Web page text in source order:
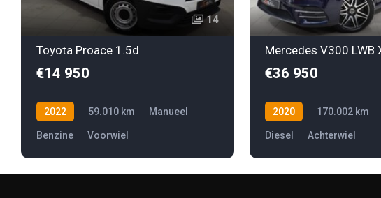
14
Toyota Proace 1.5d
€14 950
2022 59.010 km Manueel
Benzine Voorwiel
€36 950
2020 170.002 km
Diesel Achterwiel